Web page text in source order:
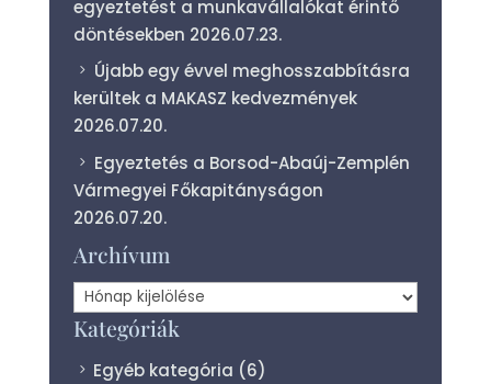
egyeztetést a munkavállalókat érintő
döntésekben 2026.07.23.
Újabb egy évvel meghosszabbításra
kerültek a MAKASZ kedvezmények
2026.07.20.
Egyeztetés a Borsod-Abaúj-Zemplén
Vármegyei Főkapitányságon
2026.07.20.
Archívum
Archívum
Kategóriák
Egyéb kategória (6)